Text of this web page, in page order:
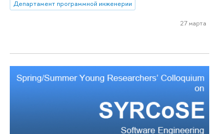
Департамент программной инженерии
27 марта